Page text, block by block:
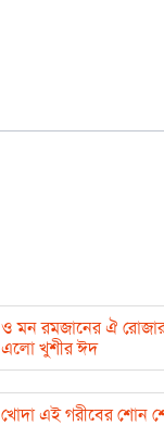
ও মন রমজানের ঐ
এলো খুশীর ঈদ
খোদা এই গরীবের শোন